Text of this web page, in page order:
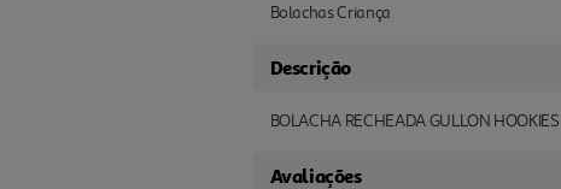
Bolachas Criança
Descrição
BOLACHA RECHEADA GULLON
Avaliações